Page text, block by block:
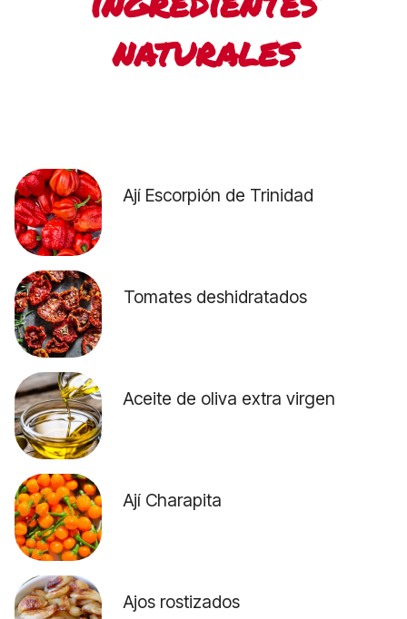
naturales
Ají Escorpión de Trinidad
Tomates deshidratados
Aceite de oliva extra virgen
Ají Charapita
Ajos rostizados